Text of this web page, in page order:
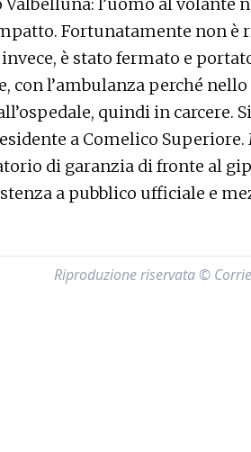
l’uomo al volante
Fortunatamente non è
è stato fermato e
con l’ambulanza perché
quindi in carcere.
a Comelico
di garanzia di fronte al
a pubblico ufficiale e
Riproduzione riservata ©